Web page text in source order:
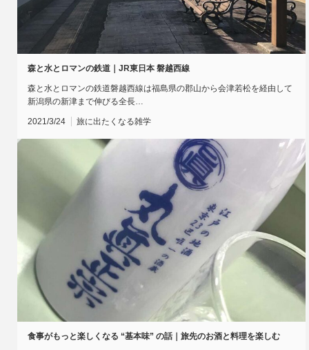
森と水とロマンの鉄道｜JR東日本 磐越西線
森と水とロマンの鉄道磐越西線は福島県の郡山から会津若松を経由して
新潟県の新津まで伸びる全長…
2021/3/24 旅に出たくなる雑学
食事がもっと楽しくなる “基本味” の話｜旅先のお酒と料理を楽しむ